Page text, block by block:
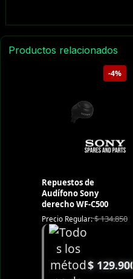
Productos relacionados
-4%
Repuestos de
Audífono Sony
derecho WF-C500
Precio Regular:$134.850
$129.900